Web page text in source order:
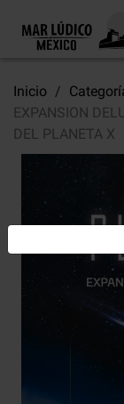
Inicio
EXPANSION
DEL PLANETA X